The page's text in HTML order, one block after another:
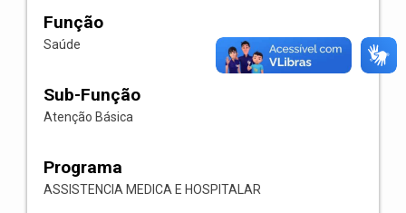
Função
Saúde
Sub-Função
Atenção Básica
Programa
ASSISTENCIA MEDICA E HOSPITALAR